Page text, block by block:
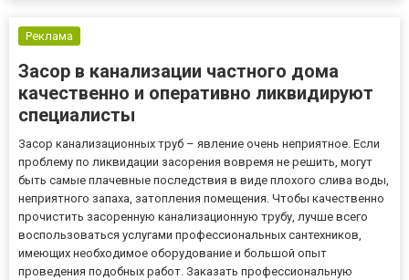
работать с му...
Реклама
Засор в канализации частного дома
качественно и оперативно ликвидируют
специалисты
Засор канализационных труб – явление очень неприятное. Если
проблему по ликвидации засорения вовремя не решить, могут
быть самые плачевные последствия в виде плохого слива воды,
неприятного запаха, затопления помещения. Чтобы качественно
прочистить засоренную канализационную трубу, лучше всего
воспользоваться услугами профессиональных сантехников,
имеющих необходимое оборудование и большой опыт
проведения подобных работ. Заказать профессиональную